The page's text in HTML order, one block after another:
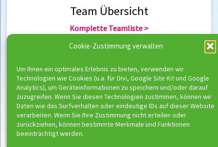
Cookie-Zustimmung verwalten
Um Ihnen ein optimales Erlebnis zu bieten, verwenden wir
Technologien wie Cookies (u.a. für Divi, Google Site Kit und Google
Analytics), um Geräteinformationen zu speichern und/oder darauf
zuzugreifen. Wenn Sie diesen Technologien zustimmen, können wir
Daten wie das Surfverhalten oder eindeutige IDs auf dieser Website
verarbeiten. Wenn Sie Ihre Zustimmung nicht erteilen oder
zurückziehen, können bestimmte Merkmale und Funktionen
beeinträchtigt werden.
Team Übersicht
Komplette Teamliste >
Team Hannover >
Team Übersicht
Komplette Trainerliste >
Trainer Berlin >
Trainer Hannover >